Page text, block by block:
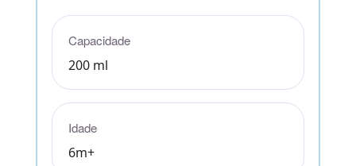
Capacidade
200 ml
Idade
6m+